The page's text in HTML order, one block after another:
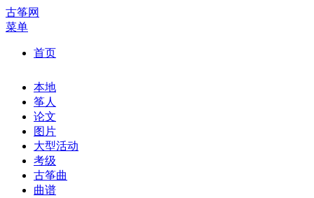
古筝网
菜单
首页
本地
筝人
论文
图片
大型活动
考级
古筝曲
曲谱